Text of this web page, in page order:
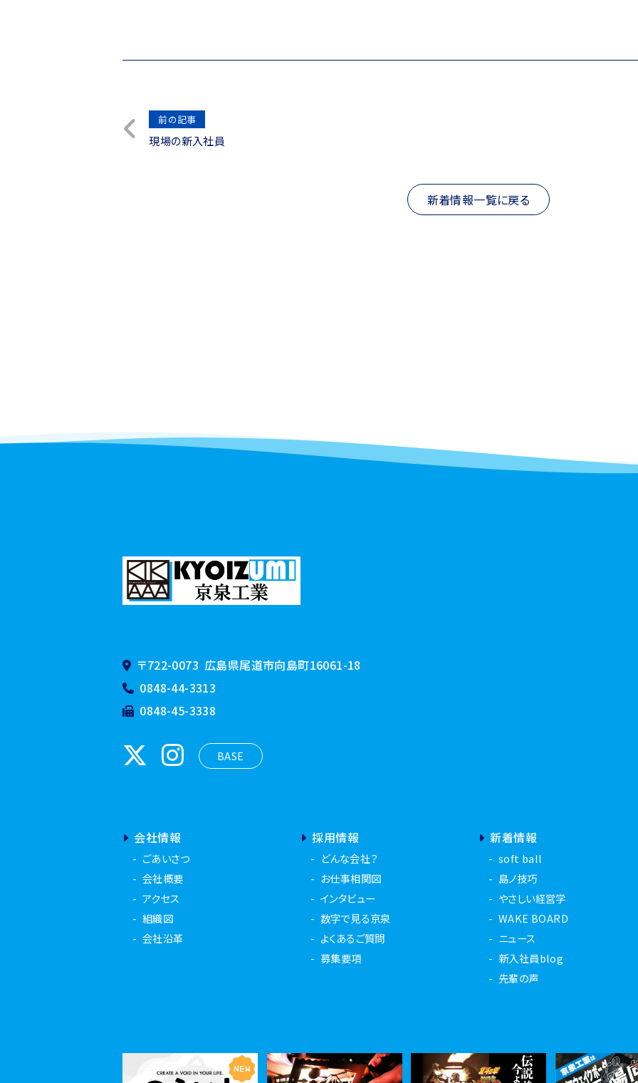
投
稿
前の記事
現場の新入社員
新着情報一覧に戻る
〒722-0073 広島県尾道市向島町16061-18
0848-44-3313
0848-45-3338
BASE
会社情報
ごあいさつ
会社概要
アクセス
組織図
会社沿革
採用情報
どんな会社？
お仕事相関図
インタビュー
数字で見る京泉
よくあるご質問
募集要項
新着情報
soft ball
島ノ技巧
やさしい経営学
WAKE BOARD
ニュース
新入社員blog
先輩の声